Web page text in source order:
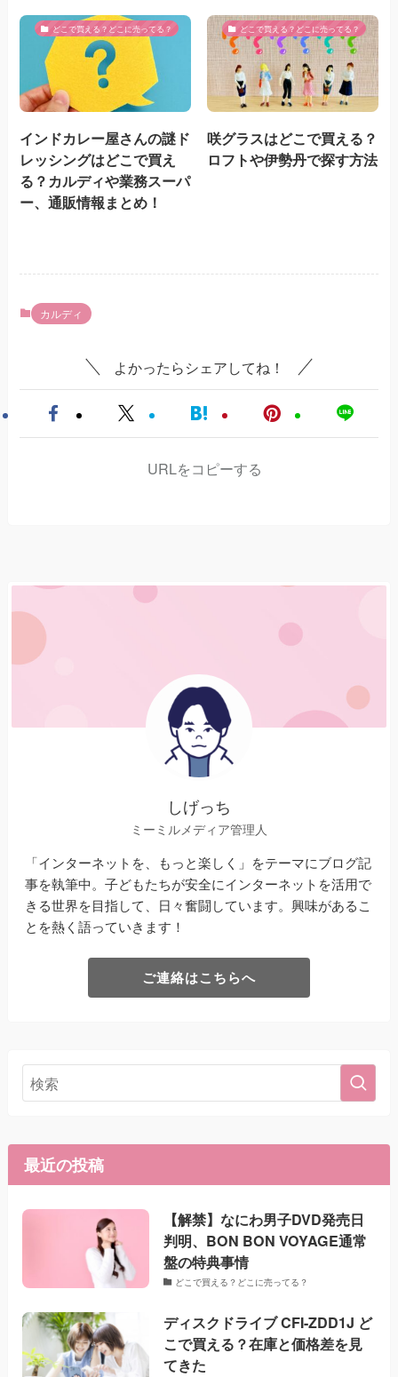
どこで買える？どこに売ってる？
インドカレー屋さんの謎ド
レッシングはどこで買え
る？カルディや業務スーパ
ー、通販情報まとめ！
どこで買える？どこに売ってる？
咲グラスはどこで買える？
ロフトや伊勢丹で探す方法
カルディ
よかったらシェアしてね！
URLをコピーする
しげっち
ミーミルメディア管理人
「インターネットを、もっと楽しく」をテーマにブログ記
事を執筆中。子どもたちが安全にインターネットを活用で
きる世界を目指して、日々奮闘しています。興味があるこ
とを熱く語っていきます！
ご連絡はこちらへ
最近の投稿
【解禁】なにわ男子DVD発売日
判明、BON BON VOYAGE通常
盤の特典事情
どこで買える？どこに売ってる？
ディスクドライブ CFI-ZDD1J ど
こで買える？在庫と価格差を見
てきた